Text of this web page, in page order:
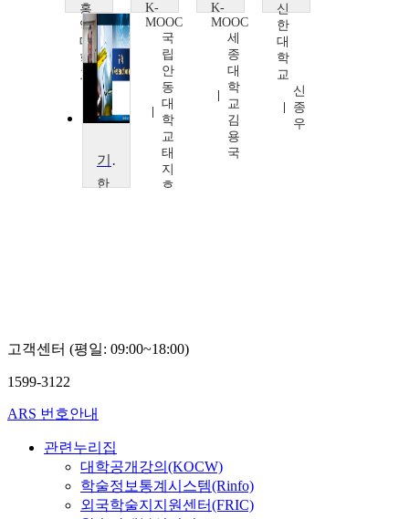
홍
익
대
학
교
황
의
조
K-
MOOC
국
립
안
동
대
학
교
태
지
호
K-
MOOC
세
종
대
학
교
김
용
국
신
한
대
학
교
신
종
우
기독교세계관
한
고객센터 (평일: 09:00~18:00)
1599-3122
ARS 번호안내
관련누리집
대학공개강의(KOCW)
학술정보통계시스템(Rinfo)
외국학술지지원센터(FRIC)